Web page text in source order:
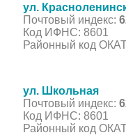
ул.
Почтовый индекс:
Код ИФНС: 8601
Районный код
ул. Школьная
Почтовый индекс:
Код ИФНС: 8601
Районный код